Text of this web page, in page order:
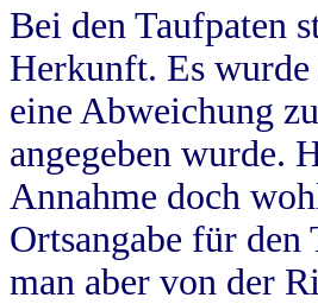
Bei den Taufpaten
Herkunft. Es wurde
eine Abweichung
angegeben wurde.
Annahme doch
Ortsangabe für den
man aber von der